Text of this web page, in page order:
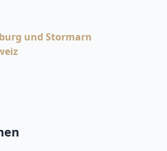
und Stormarn